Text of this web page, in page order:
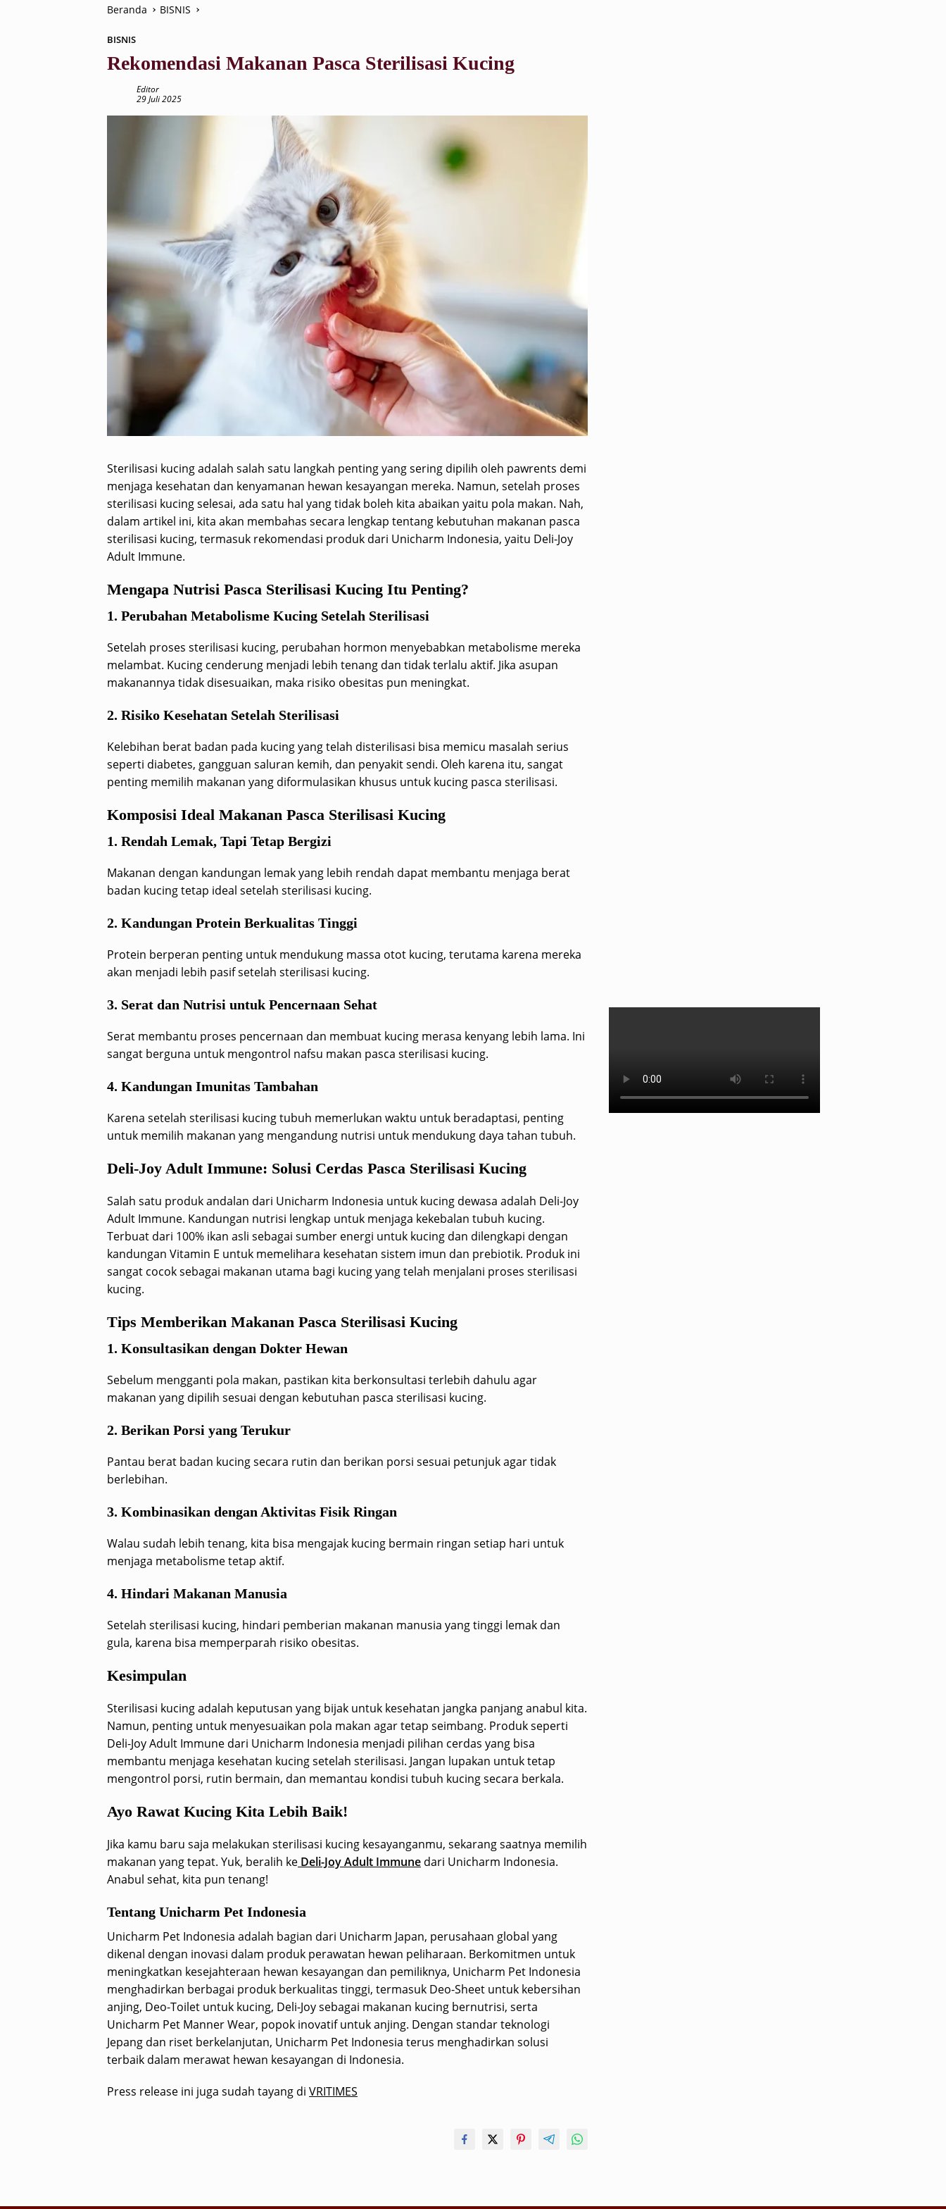
Beranda BISNIS
BISNIS
Rekomendasi Makanan Pasca Sterilisasi Kucing
Editor
29 Juli 2025
Sterilisasi kucing adalah salah satu langkah penting yang sering dipilih oleh pawrents demi
menjaga kesehatan dan kenyamanan hewan kesayangan mereka. Namun, setelah proses
sterilisasi kucing selesai, ada satu hal yang tidak boleh kita abaikan yaitu pola makan. Nah,
dalam artikel ini, kita akan membahas secara lengkap tentang kebutuhan makanan pasca
sterilisasi kucing, termasuk rekomendasi produk dari Unicharm Indonesia, yaitu Deli-Joy
Adult Immune.
Mengapa Nutrisi Pasca Sterilisasi Kucing Itu Penting?
1. Perubahan Metabolisme Kucing Setelah Sterilisasi
Setelah proses sterilisasi kucing, perubahan hormon menyebabkan metabolisme mereka
melambat. Kucing cenderung menjadi lebih tenang dan tidak terlalu aktif. Jika asupan
makanannya tidak disesuaikan, maka risiko obesitas pun meningkat.
2. Risiko Kesehatan Setelah Sterilisasi
Kelebihan berat badan pada kucing yang telah disterilisasi bisa memicu masalah serius
seperti diabetes, gangguan saluran kemih, dan penyakit sendi. Oleh karena itu, sangat
penting memilih makanan yang diformulasikan khusus untuk kucing pasca sterilisasi.
Komposisi Ideal Makanan Pasca Sterilisasi Kucing
1. Rendah Lemak, Tapi Tetap Bergizi
Makanan dengan kandungan lemak yang lebih rendah dapat membantu menjaga berat
badan kucing tetap ideal setelah sterilisasi kucing.
2. Kandungan Protein Berkualitas Tinggi
Protein berperan penting untuk mendukung massa otot kucing, terutama karena mereka
akan menjadi lebih pasif setelah sterilisasi kucing.
3. Serat dan Nutrisi untuk Pencernaan Sehat
Serat membantu proses pencernaan dan membuat kucing merasa kenyang lebih lama. Ini
sangat berguna untuk mengontrol nafsu makan pasca sterilisasi kucing.
4. Kandungan Imunitas Tambahan
Karena setelah sterilisasi kucing tubuh memerlukan waktu untuk beradaptasi, penting
untuk memilih makanan yang mengandung nutrisi untuk mendukung daya tahan tubuh.
Deli-Joy Adult Immune: Solusi Cerdas Pasca Sterilisasi Kucing
Salah satu produk andalan dari Unicharm Indonesia untuk kucing dewasa adalah Deli-Joy
Adult Immune. Kandungan nutrisi lengkap untuk menjaga kekebalan tubuh kucing.
Terbuat dari 100% ikan asli sebagai sumber energi untuk kucing dan dilengkapi dengan
kandungan Vitamin E untuk memelihara kesehatan sistem imun dan prebiotik. Produk ini
sangat cocok sebagai makanan utama bagi kucing yang telah menjalani proses sterilisasi
kucing.
Tips Memberikan Makanan Pasca Sterilisasi Kucing
1. Konsultasikan dengan Dokter Hewan
Sebelum mengganti pola makan, pastikan kita berkonsultasi terlebih dahulu agar
makanan yang dipilih sesuai dengan kebutuhan pasca sterilisasi kucing.
2. Berikan Porsi yang Terukur
Pantau berat badan kucing secara rutin dan berikan porsi sesuai petunjuk agar tidak
berlebihan.
3. Kombinasikan dengan Aktivitas Fisik Ringan
Walau sudah lebih tenang, kita bisa mengajak kucing bermain ringan setiap hari untuk
menjaga metabolisme tetap aktif.
4. Hindari Makanan Manusia
Setelah sterilisasi kucing, hindari pemberian makanan manusia yang tinggi lemak dan
gula, karena bisa memperparah risiko obesitas.
Kesimpulan
Sterilisasi kucing adalah keputusan yang bijak untuk kesehatan jangka panjang anabul kita.
Namun, penting untuk menyesuaikan pola makan agar tetap seimbang. Produk seperti
Deli-Joy Adult Immune dari Unicharm Indonesia menjadi pilihan cerdas yang bisa
membantu menjaga kesehatan kucing setelah sterilisasi. Jangan lupakan untuk tetap
mengontrol porsi, rutin bermain, dan memantau kondisi tubuh kucing secara berkala.
Ayo Rawat Kucing Kita Lebih Baik!
Jika kamu baru saja melakukan sterilisasi kucing kesayanganmu, sekarang saatnya memilih
makanan yang tepat. Yuk, beralih ke Deli-Joy Adult Immune dari Unicharm Indonesia.
Anabul sehat, kita pun tenang!
Tentang Unicharm Pet Indonesia
Unicharm Pet Indonesia adalah bagian dari Unicharm Japan, perusahaan global yang
dikenal dengan inovasi dalam produk perawatan hewan peliharaan. Berkomitmen untuk
meningkatkan kesejahteraan hewan kesayangan dan pemiliknya, Unicharm Pet Indonesia
menghadirkan berbagai produk berkualitas tinggi, termasuk Deo-Sheet untuk kebersihan
anjing, Deo-Toilet untuk kucing, Deli-Joy sebagai makanan kucing bernutrisi, serta
Unicharm Pet Manner Wear, popok inovatif untuk anjing. Dengan standar teknologi
Jepang dan riset berkelanjutan, Unicharm Pet Indonesia terus menghadirkan solusi
terbaik dalam merawat hewan kesayangan di Indonesia.
Press release ini juga sudah tayang di VRITIMES